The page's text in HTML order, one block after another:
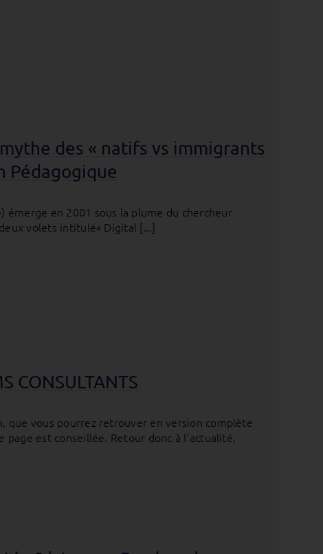
des « natifs vs immigrants
Pédagogique
en 2001 sous la plume du chercheur
volets intitulé« Digital [...]
CONSULTANTS
vous pourrez retrouver en version complète
est conseillée. Retour donc à l’actualité,